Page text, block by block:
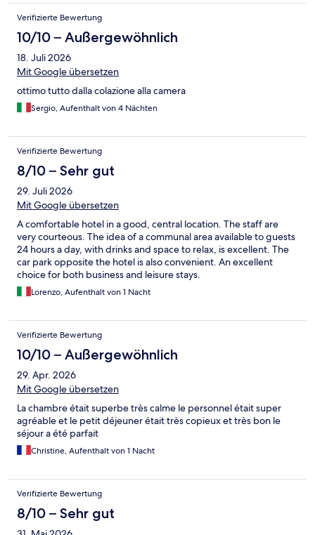
zwischen Lamellen und der transparenten Wand zur Toilette
lässt sich schwer sauber halten. Das OKKO hat leider keine
eigene Tiefgarage, was die Anreise mit PKW und Gepäck
erschweren kann. Es gibt zwar zwei Plätze mit Parkverbot zum
Be- und Entladen (Lieferanten) vor dem Hotel. Bei unserer
Anreise wurden die Plätze aber als Dauerparkplätze genutzt, so
Tiefgarage schräg gegenüber vom Hotel, mit der das OKKO
zusammenarbeitet, ist sehr eng, so dass man sehr vorsichtig
beschädigen. Der Empfang und das Auschecken an der
Rezeption war freundlich und einwandfrei. Auch das Club-
Konzept mit Kaffee und Saft sowie Snacks fand ich gut.
Verifizierte Bewertung
10/10 – Außergewöhnlich
18. Juli 2026
Mit Google übersetzen
ottimo tutto dalla colazione alla camera
Sergio, Aufenthalt von 4 Nächten
Verifizierte Bewertung
8/10 – Sehr gut
29. Juli 2026
Mit Google übersetzen
A comfortable hotel in a good, central location. The staff are
very courteous. The idea of a communal area available to guests
24 hours a day, with drinks and space to relax, is excellent. The
car park opposite the hotel is also convenient. An excellent
choice for both business and leisure stays.
Lorenzo, Aufenthalt von 1 Nacht
Verifizierte Bewertung
10/10 – Außergewöhnlich
29. Apr. 2026
Mit Google übersetzen
La chambre était superbe très calme le personnel était super
agréable et le petit déjeuner était très copieux et très bon le
séjour a été parfait
Christine, Aufenthalt von 1 Nacht
Verifizierte Bewertung
8/10 – Sehr gut